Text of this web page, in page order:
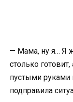
— Мама, ну я… Я
столько
пустыми руками
подправила